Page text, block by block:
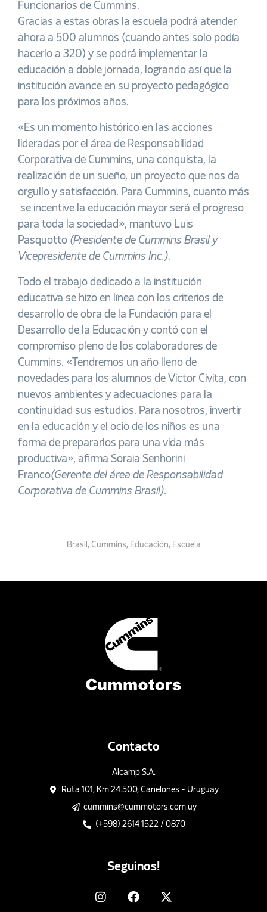
Funcionarios de Cummins.
Gracias a estas obras la escuela podrá atender
ahora a 500 alumnos (cuando antes solo podía
hacerlo a 320) y se podrá implementar la
educación a doble jornada, logrando así que la
institución avance en su proyecto pedagógico
para los próximos años.
«Es un momento histórico en las acciones
lideradas por el área de Responsabilidad
Corporativa de Cummins, una conquista, la
realización de un sueño, un proyecto que nos da
orgullo y satisfacción. Para Cummins, cuanto más
se incentive la educación mayor será el progreso
para toda la sociedad», mantuvo Luis
Pasquotto (Presidente de Cummins Brasil y
Vicepresidente de Cummins Inc.).
Todo el trabajo dedicado a la institución
educativa se hizo en línea con los criterios de
desarrollo de obra de la Fundación para el
Desarrollo de la Educación y contó con el
compromiso pleno de los colaboradores de
Cummins. «Tendremos un año lleno de
novedades para los alumnos de Victor Civita, con
nuevos ambientes y adecuaciones para la
continuidad sus estudios. Para nosotros, invertir
en la educación y el ocio de los niños es una
forma de prepararlos para una vida más
productiva», afirma Soraia Senhorini
Franco(Gerente del área de Responsabilidad
Corporativa de Cummins Brasil).
Brasil , Cummins, Educación, Escuela
Contacto
Alcamp S.A.
Ruta 101, Km 24.500, Canelones - Uruguay
cummins@cummotors.com.uy
(+598) 2614 1522 / 0870
Seguinos!